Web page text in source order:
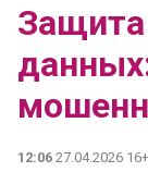
12:06 27.04.2026 16+